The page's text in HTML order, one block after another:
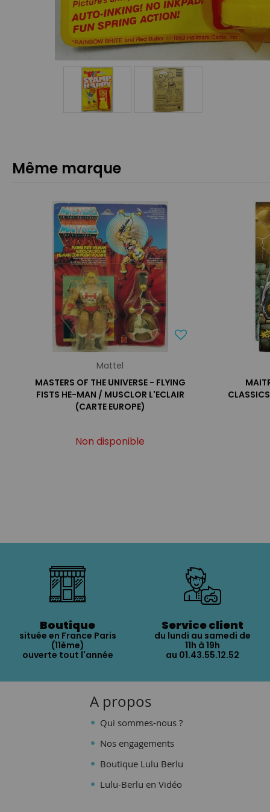
Même marque
Mattel
MASTERS OF THE UNIVERSE - FLYING
FISTS HE-MAN / MUSCLOR L'ECLAIR
(CARTE EUROPE)
Non disponible
Boutique
située en France Paris
(11ème)
ouverte tout l'année
Service client
du lundi au samedi de
11h à 19h
au 01.43.55.12.52
A propos
Qui sommes-nous ?
Nos engagements
Boutique Lulu Berlu
Lulu-Berlu en Vidéo